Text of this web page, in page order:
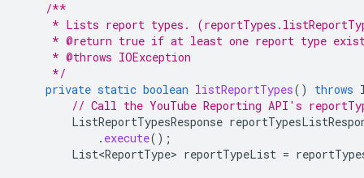
/**
* Lists report types.
* @return true if at least one report type
     * @throws IOException
     */
private static boolean listReportTypes() throws
// Call the YouTube Reporting API's
ListReportTypesResponse
. execute();
List<ReportType> reportTypeList =